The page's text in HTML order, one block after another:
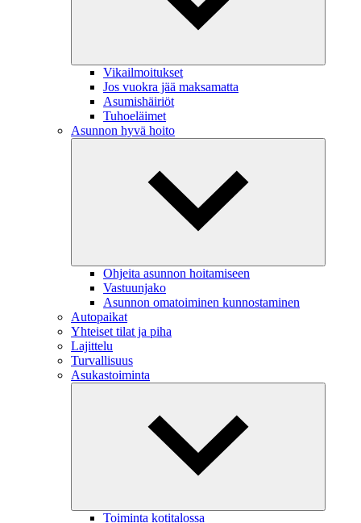
Vikailmoitukset
Jos vuokra jää maksamatta
Asumishäiriöt
Tuhoeläimet
Asunnon hyvä hoito
Ohjeita asunnon hoitamiseen
Vastuunjako
Asunnon omatoiminen kunnostaminen
Autopaikat
Yhteiset tilat ja piha
Lajittelu
Turvallisuus
Asukastoiminta
Toiminta kotitalossa